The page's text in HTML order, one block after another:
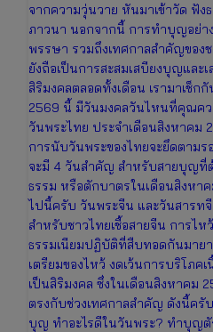
จากความวุ่นวาย หันมาเข้าวัด ฟัง
ภาวนา นอกจากนี้ การทำบุญอย่าง
พรรษา รวมถึงเทศกาลสำคัญของ
ยังถือเป็นการสะสมเสบียงบุญและ
สิริมงคลตลอดทั้งเดือน เรามาเช็ก
2569 นี้ มีวันมงคลวันไหนที่คุณค
วันพระไทย ประจำเดือนสิงหาคม
การนับวันพระของไทยจะยึดตาม
จะมี 4 วันสำคัญ สำหรับสายบุญที่ต้
ธรรม หรือตักบาตรในเดือนสิงหา
ไปนี้ครับ วันพระจีน และวันสารท
สำหรับชาวไทยเชื้อสายจีน การไห
ธรรมเนียมปฏิบัติที่สืบทอดกันมาย
เตรียมของไหว้ งดเว้นการบริโภ
เป็นสิริมงคล ซึ่งในเดือนสิงหาคม
ตรงกับช่วงเทศกาลสำคัญ ดังนี้ครั
บุญ ทำอะไรดีในวันพระ? ทำบุญตั